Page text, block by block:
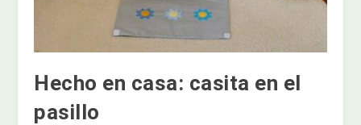
Hecho en casa: casita en el
pasillo